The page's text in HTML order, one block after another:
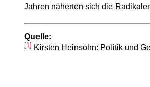
Jahren näherten sich die
Quelle:
[1] Kirsten Heinsohn: Politik und